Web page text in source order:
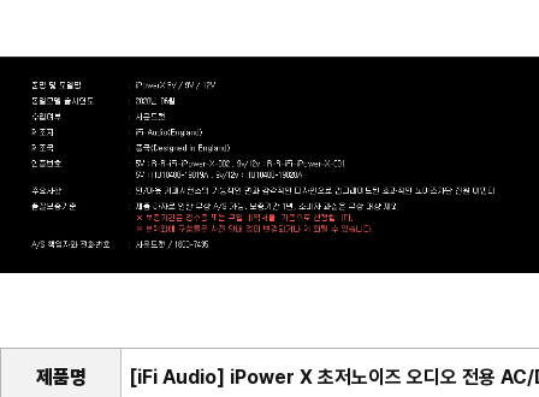
제품명 [iFi Audio] iPower X 초저노이즈 오디오 전용 AC/